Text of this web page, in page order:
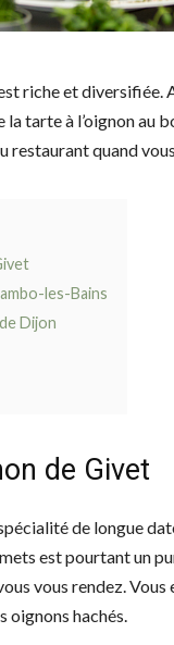
riche et diversifiée.
la tarte à l’oignon
restaurant quand
les-Bains
Dijon
de Givet
de longue
est pourtant un
vous rendez.
oignons hachés.